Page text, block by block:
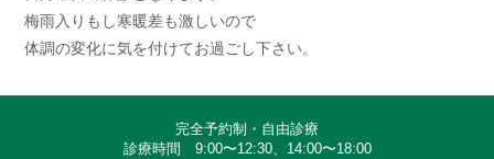
梅雨入りもし寒暖差も激しいので
体調の変化に気を付けてお過ごし下さい。
完全予約制・自由診療
診療時間 9:00〜12:30、14:00〜18:00